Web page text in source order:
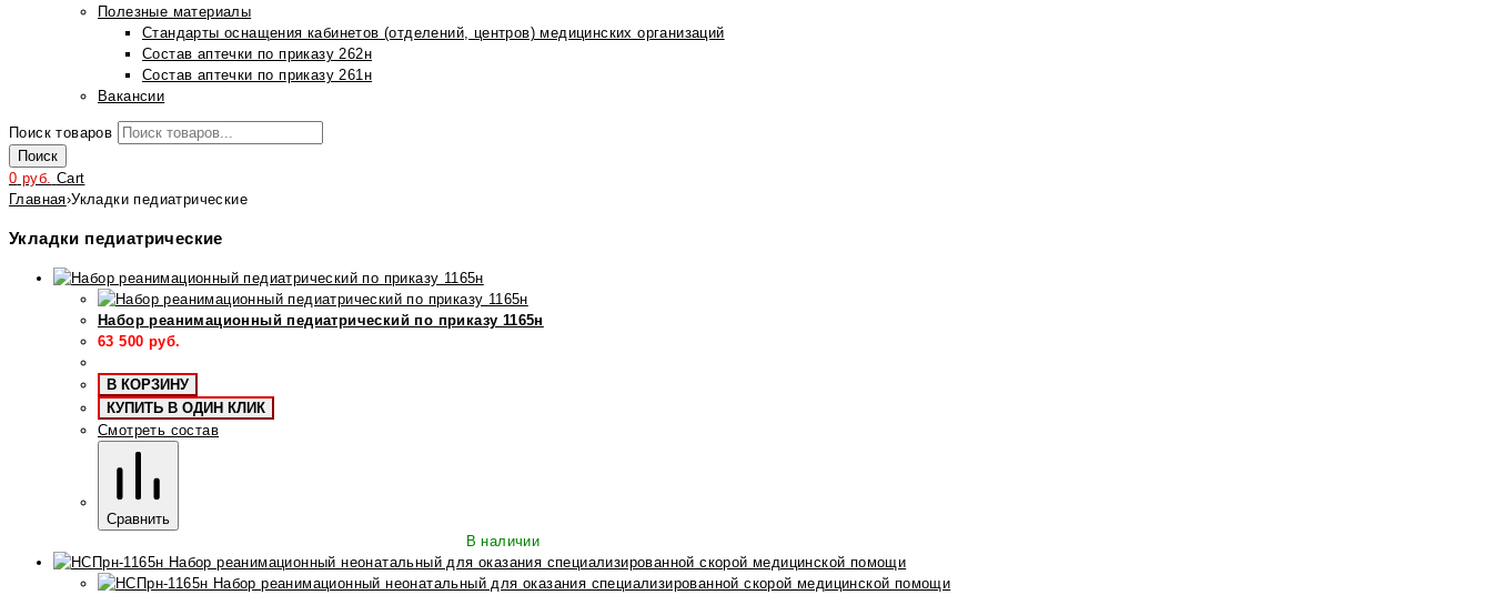
Полезные материалы
Стандарты оснащения кабинетов (отделений, центров) медицинских организаций
Состав аптечки по приказу 262н
Состав аптечки по приказу 261н
Вакансии
Поиск товаров
Поиск
0 руб. Cart
Главная›Укладки педиатрические
Укладки педиатрические
Набор реанимационный педиатрический по приказу 1165н
63 500 руб.
В КОРЗИНУ
КУПИТЬ В ОДИН КЛИК
Смотреть состав
Сравнить
В наличии